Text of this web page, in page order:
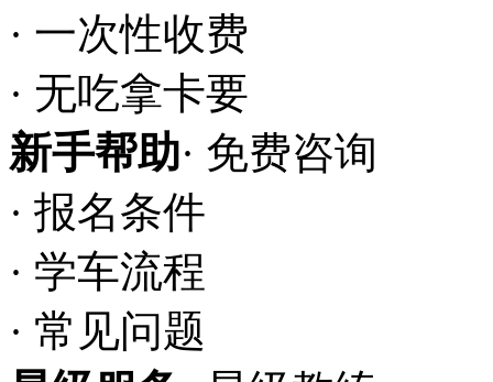
· 一次性收费
· 无吃拿卡要
新手帮助· 免费咨询
· 报名条件
· 学车流程
· 常见问题